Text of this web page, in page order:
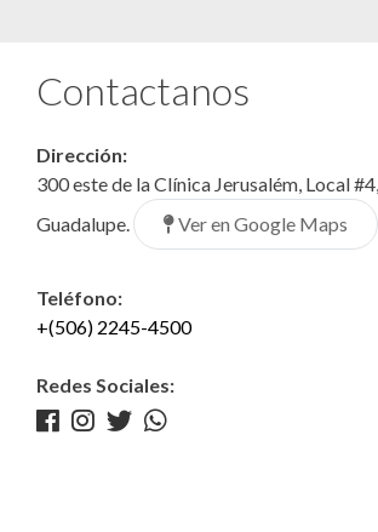
Contactanos
Dirección:
300 este de la Clínica Jerusalém, Local
Guadalupe.
Ver en Google Maps
Teléfono:
+(506) 2245-4500
Redes Sociales: